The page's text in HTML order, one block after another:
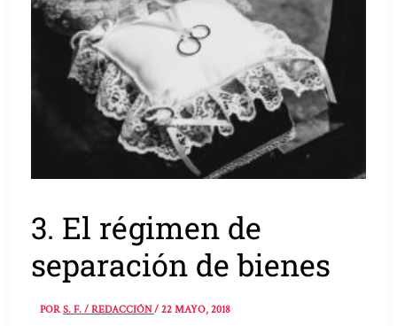
3. El régimen de
separación de bienes
PORS. F. / REDACCIÓN/22 MAYO, 2018